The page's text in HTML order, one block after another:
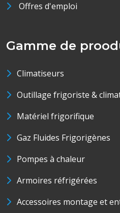
Offres d'emploi
Gamme de
Climatiseurs
Outillage frigoriste &
Matériel frigorifique
Gaz Fluides Frigorigènes
Pompes à chaleur
Armoires réfrigérées
Accessoires montage et